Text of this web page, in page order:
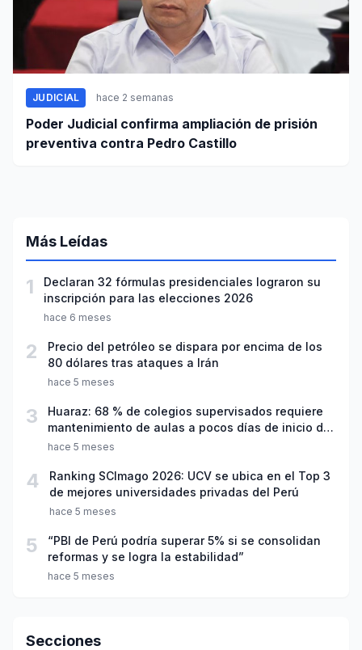
JUDICIAL hace 2 semanas
Poder Judicial confirma ampliación de prisión
preventiva contra Pedro Castillo
Más Leídas
1
Declaran 32 fórmulas presidenciales lograron su
inscripción para las elecciones 2026
hace 6 meses
2
Precio del petróleo se dispara por encima de los
80 dólares tras ataques a Irán
hace 5 meses
3
Huaraz: 68 % de colegios supervisados requiere
mantenimiento de aulas a pocos días de inicio del
año escolar 2026
hace 5 meses
4
Ranking SCImago 2026: UCV se ubica en el Top 3
de mejores universidades privadas del Perú
hace 5 meses
5
“PBI de Perú podría superar 5% si se consolidan
reformas y se logra la estabilidad”
hace 5 meses
Secciones